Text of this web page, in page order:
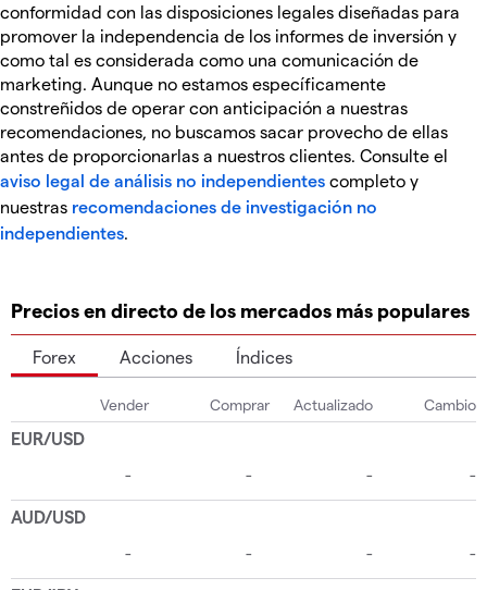
conformidad con las disposiciones legales diseñadas para
promover la independencia de los informes de inversión y
como tal es considerada como una comunicación de
marketing. Aunque no estamos específicamente
constreñidos de operar con anticipación a nuestras
recomendaciones, no buscamos sacar provecho de ellas
antes de proporcionarlas a nuestros clientes. Consulte el
aviso legal de análisis no independientes completo y
nuestras recomendaciones de investigación no
independientes.
Precios en directo de los mercados más populares
Forex Acciones Índices